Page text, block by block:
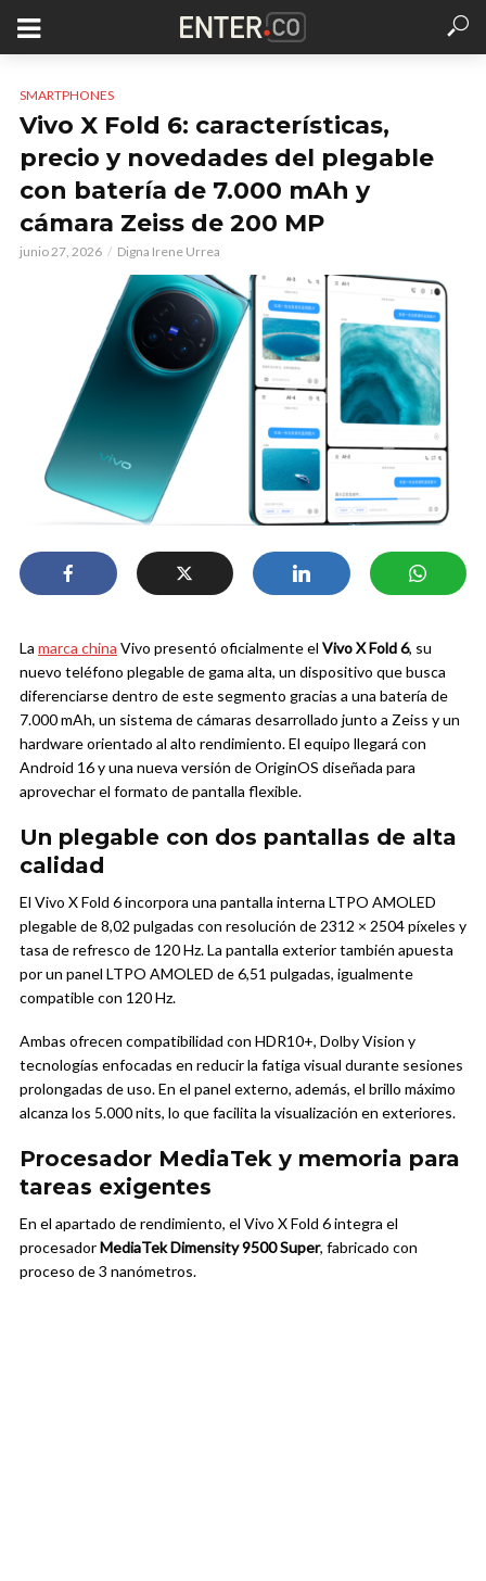
SMARTPHONES
Vivo X Fold 6: características,
precio y novedades del plegable
con batería de 7.000 mAh y
cámara Zeiss de 200 MP
junio 27, 2026 Digna Irene Urrea
La marca china Vivo presentó oficialmente el Vivo X Fold 6, su
nuevo teléfono plegable de gama alta, un dispositivo que busca
diferenciarse dentro de este segmento gracias a una batería de
7.000 mAh, un sistema de cámaras desarrollado junto a Zeiss y un
hardware orientado al alto rendimiento. El equipo llegará con
Android 16 y una nueva versión de OriginOS diseñada para
aprovechar el formato de pantalla flexible.
Un plegable con dos pantallas de alta
calidad
El Vivo X Fold 6 incorpora una pantalla interna LTPO AMOLED
plegable de 8,02 pulgadas con resolución de 2312 × 2504 píxeles y
tasa de refresco de 120 Hz. La pantalla exterior también apuesta
por un panel LTPO AMOLED de 6,51 pulgadas, igualmente
compatible con 120 Hz.
Ambas ofrecen compatibilidad con HDR10+, Dolby Vision y
tecnologías enfocadas en reducir la fatiga visual durante sesiones
prolongadas de uso. En el panel externo, además, el brillo máximo
alcanza los 5.000 nits, lo que facilita la visualización en exteriores.
Procesador MediaTek y memoria para
tareas exigentes
En el apartado de rendimiento, el Vivo X Fold 6 integra el
procesadorMediaTek Dimensity 9500 Super, fabricado con
proceso de 3 nanómetros.